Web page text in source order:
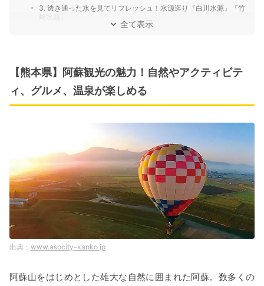
3. 透き通った水を見てリフレッシュ！水源巡り『白川水源』『竹
全て表示
【熊本県】阿蘇観光の魅力！自然やアクティビテ
ィ、グルメ、温泉が楽しめる
www.asocity-kanko.jp
阿蘇山をはじめとした雄大な自然に囲まれた阿蘇。数多くの